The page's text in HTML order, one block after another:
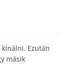
Ezután
másik